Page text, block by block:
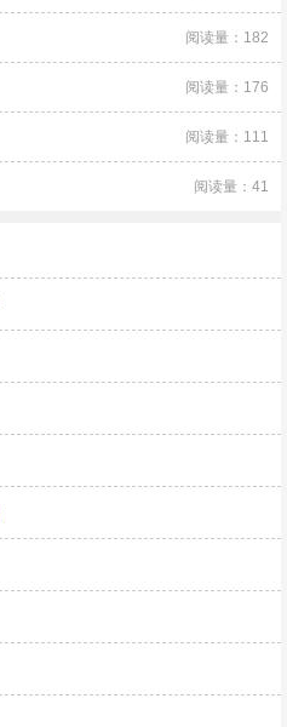
阅读量：182
阅读量：176
阅读量：111
阅读量：41